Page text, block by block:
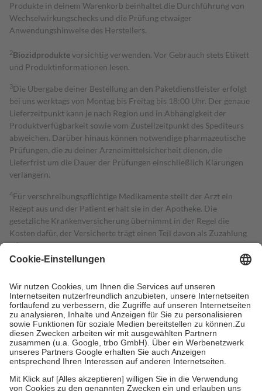
Produkte in deinem Warenkorb beinhaltet die Durchführung von
Wechselwirkungschecks und die Prüfung etwaiger
Anwendungshinweise des Herstellers.
2Biozidproduktevorsichtig verwenden. Vor Gebrauch stets Etikett
und Produktinformationen lesen.
3Die Übergabe deiner Bestellung an den Paketdienstleister erfolgt
bei uns werktags von Montag bis Freitag bis 18:00 Uhr. Der genaue
Lieferzeitpunkt kann je nach Region und in Abhängigkeit der
Produktverfügbarkeit sowie vom Zustellzeitpunkt des Spediteurs
abweichen. Darüber hinaus können notwendige pharmazeutische
Prüfungen, die zu deiner Arzneimittelsicherheit dienen, die
Lieferfrist um die Dauer der Prüfungen einschließlich Klärungen
verlängern.
4Für verschreibungspflichtige Medikamente stellt der Arzt ein
Rezept aus und der Patient erhält sie in der Apotheke. Die
gesetzliche Krankenversicherung übernimmt in der Regel die
Kosten dafür, der Versicherte trägt einen Teil davon als Zuzahlung
mit.
Grundsätzlich leisten Mitglieder Zuzahlungen in Höhe von zehn
höchstens zehn Euro.
Es sind jedoch nie mehr als die tatsächlichen
Kosten der Leistung zu entrichten.
Diese Regeln gelten grundsätzlich auch für Online-Apotheken.
Bei Heilmitteln und häuslicher Krankenpflege beträgt die
Zuzahlung zehn Prozent der Kosten sowie zehn Euro je
Verordnung.
Um das Engagement der Versicherten für ihre eigene Gesundheit zu
stärken und die besondere Stellung der Familie zu unterstützen,
fallenkeine Zuzahlungenan bei: